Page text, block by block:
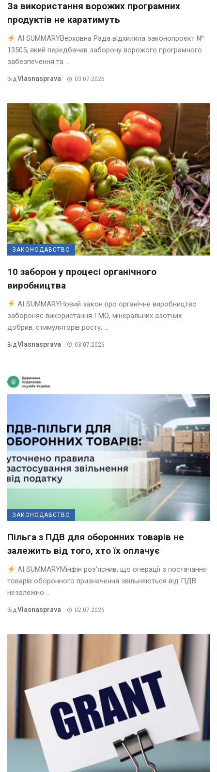
За використання ворожих програмних
продуктів не каратимуть
AI SUMMARYВерховна Рада відхилила законопроєкт №
13505, який передбачав заборону ворожого програмного
забезпечення та ...
ВідVlasnasprava 03.07.2026
ЗАКОНОДАВСТВО
10 заборон у процесі органічного
виробництва
AI SUMMARYНовий закон про органічне виробництво
забороняє використання ГМО, мінеральних азотних
добрив, стимуляторів росту, ...
Від Vlasnasprava 03.07.2026
ЗАКОНОДАВСТВО
Пільга з ПДВ для оборонних товарів не
залежить від того, хто їх оплачує
AI SUMMARYМінфін роз’яснив, що операції з постачання
товарів оборонного призначення звільняються від ПДВ
незалежно ...
ВідVlasnasprava 02.07.2026